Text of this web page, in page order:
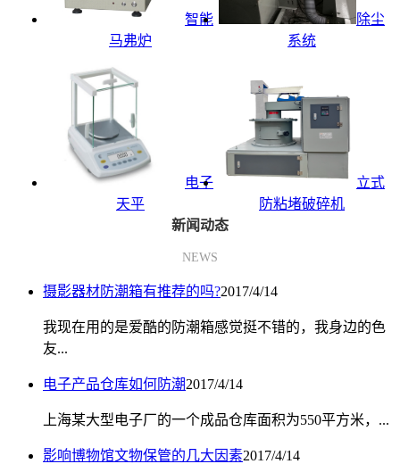
智能
马弗炉
除尘
系统
电子
天平
立式
防粘堵破碎机
新闻动态
NEWS
摄影器材防潮箱有推荐的吗?2017/4/14
我现在用的是爱酷的防潮箱感觉挺不错的，我身边的色
友...
电子产品仓库如何防潮2017/4/14
上海某大型电子厂的一个成品仓库面积为550平方米，...
影响博物馆文物保管的几大因素2017/4/14